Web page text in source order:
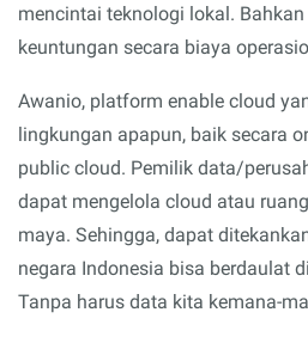
mencintai teknologi lokal.
keuntungan secara biaya
Awanio, platform enable cloud
lingkungan apapun, baik secara
public cloud. Pemilik data/
dapat mengelola cloud atau
maya. Sehingga, dapat
negara Indonesia bisa berdaulat
Tanpa harus data kita kemana-